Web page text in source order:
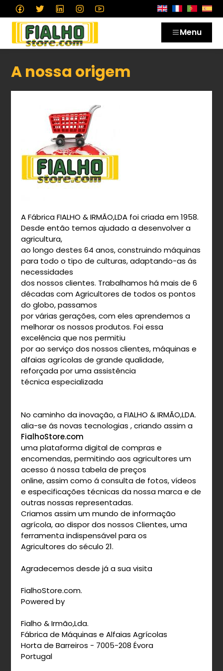
Menu
A nossa origem
A Fábrica FIALHO & IRMÃO,LDA foi criada em 1958.
Desde então temos ajudado a desenvolver a
agricultura,
ao longo destes 64 anos, construindo máquinas
para todo o tipo de culturas, adaptando-as ás
necessidades
dos nossos clientes. Trabalhamos há mais de 6
décadas com Agricultores de todos os pontos
do globo, passamos
por várias gerações, com eles aprendemos a
melhorar os nossos produtos. Foi essa
excelência que nos permitiu
por ao serviço dos nossos clientes, máquinas e
alfaias agrícolas de grande qualidade,
reforçada por uma assistência
técnica especializada
No caminho da inovação, a FIALHO & IRMÃO,LDA.
alia-se ás novas tecnologias , criando assim a
FialhoStore.com
uma plataforma digital de compras e
encomendas, permitindo aos agricultores um
acesso á nossa tabela de preços
online, assim como á consulta de fotos, vídeos
e especificações técnicas da nossa marca e de
outras nossas representadas.
Criamos assim um mundo de informação
agrícola, ao dispor dos nossos Clientes, uma
ferramenta indispensável para os
Agricultores do século 21.
Agradecemos desde já a sua visita
FialhoStore.com.
Powered by
Fialho & Irmão,Lda.
Fábrica de Máquinas e Alfaias Agrícolas
Horta de Barreiros - 7005-208 Évora
Portugal